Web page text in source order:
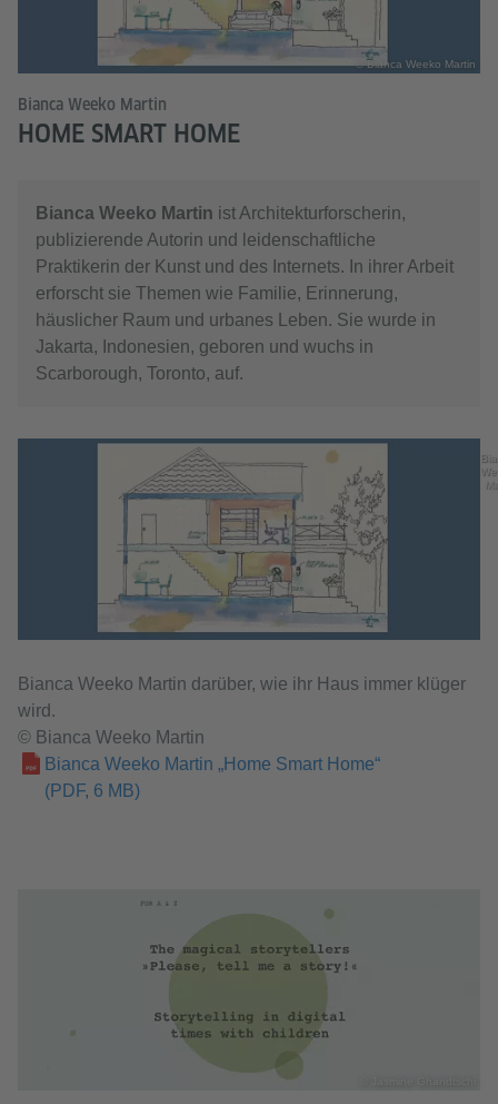
© Bianca Weeko Martin
Bianca Weeko Martin
HOME SMART HOME
Bianca Weeko Martin ist Architekturforscherin,
publizierende Autorin und leidenschaftliche
Praktikerin der Kunst und des Internets. In ihrer Arbeit
erforscht sie Themen wie Familie, Erinnerung,
häuslicher Raum und urbanes Leben. Sie wurde in
Jakarta, Indonesien, geboren und wuchs in
Scarborough, Toronto, auf.
Bianca Weeko Martin darüber, wie ihr Haus immer klüger
wird.
© Bianca Weeko Martin
Bianca Weeko Martin „Home Smart Home“
(PDF, 6 MB)